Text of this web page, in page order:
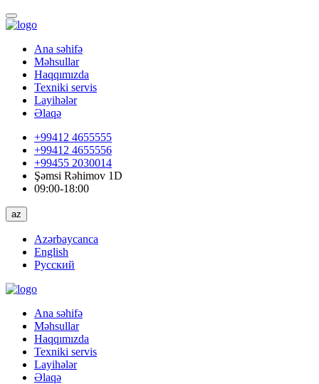
Ana səhifə
Məhsullar
Haqqımızda
Texniki servis
Layihələr
Əlaqə
+99412 4655555
+99412 4655556
+99455 2030014
Şəmsi Rəhimov 1D
09:00-18:00
az
Azərbaycanca
English
Русский
Ana səhifə
Məhsullar
Haqqımızda
Texniki servis
Layihələr
Əlaqə